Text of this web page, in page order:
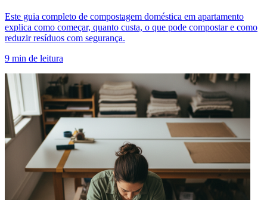
Este guia completo de compostagem doméstica em apartamento
explica como começar, quanto custa, o que pode compostar e como
reduzir resíduos com segurança.
9 min de leitura